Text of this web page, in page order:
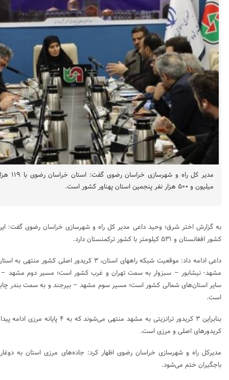
میلیون و ۵۰۰ هزار نفر پنجمین استان پهناور کشور است.
کشور افغانستان و ۵۳۱ کیلومتر با کشور ترکمنستان دارد.
داعی ادامه داد: موقعیت شبکه راههای استان، ۳
مشهد- نیشابور – سبزوار به سمت تهران و غرب کشور است؛ مسیر دوم مشهد
سایر استان‌های شمالی کشور است؛ مسیر سوم مشهد – بیرجند و به سمت بندر
است.
بنابراین ۳ کریدور ترانزیتی به مشهد
کریدور‌های اصلی و مرزی است.
مدیرکل راه و شهرسازی خراسان رضوی اظهار کرد: جاده‌های مرزی استان به
باجگیران ختم می‌شود.